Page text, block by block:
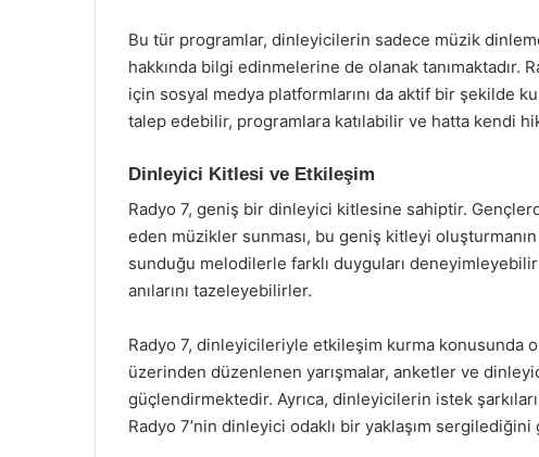
Bu tür programlar, dinleyicilerin sadece müzik
hakkında bilgi edinmelerine de olanak
için sosyal medya platformlarını da aktif bir şekilde
talep edebilir, programlara katılabilir ve hatta kendi
Dinleyici Kitlesi ve Etkileşim
Radyo 7, geniş bir dinleyici kitlesine sahiptir.
eden müzikler sunması, bu geniş kitleyi
sunduğu melodilerle farklı duyguları
anılarını tazeleyebilirler.
Radyo 7, dinleyicileriyle etkileşim kurma konusunda
üzerinden düzenlenen yarışmalar, anketler ve
güçlendirmektedir. Ayrıca, dinleyicilerin istek
Radyo 7’nin dinleyici odaklı bir yaklaşım